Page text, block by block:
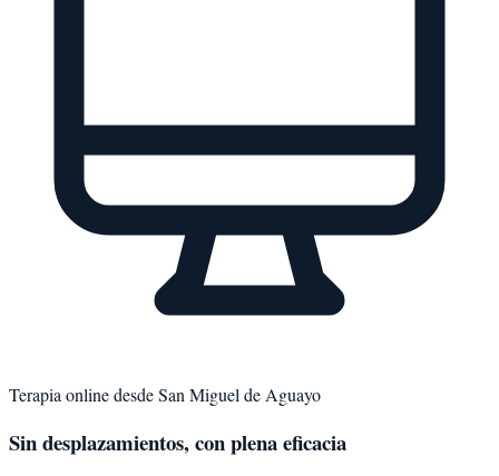
Terapia online desdeSan Miguel de Aguayo
Sin desplazamientos, con plena eficacia